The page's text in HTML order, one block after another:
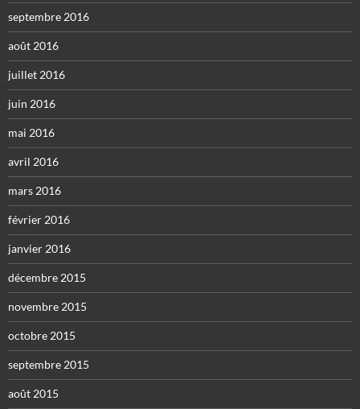
septembre 2016
août 2016
juillet 2016
juin 2016
mai 2016
avril 2016
mars 2016
février 2016
janvier 2016
décembre 2015
novembre 2015
octobre 2015
septembre 2015
août 2015